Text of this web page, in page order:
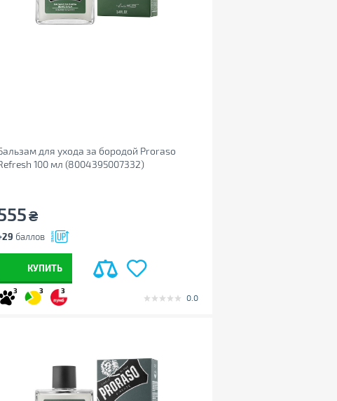
для ухода за бородой Proraso
100 мл (8004395007332)
₴
баллов
КУПИТЬ
3 3 3
0.0